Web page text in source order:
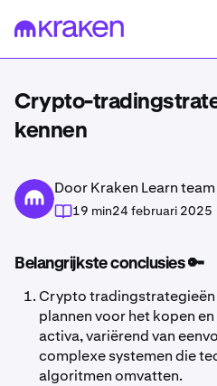
Crypto-
kennen
Door Kraken Learn team
19 min24 februari 2025
Belangrijkste conclusies 🔑
Crypto
plannen voor het kopen
activa, variërend van
complexe systemen die
algoritmen omvatten.